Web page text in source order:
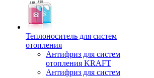
Теплоноситель для систем
отопления
Антифриз для систем
отопления KRAFT
Антифриз для систем